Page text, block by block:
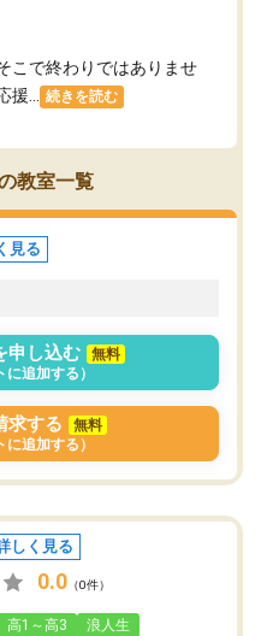
こで終わりではありませ
...
続きを読む
教室一覧
見る
申し込む
無料
に追加する）
求する
無料
に追加する）
しく見る
0.0 （0件）
高1～高3 浪人生